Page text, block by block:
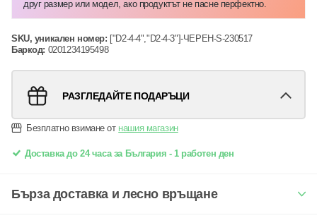
друг размер или модел, ако продуктът не пасне перфектно.
SKU, уникален номер: ["D2-4-4","D2-4-3"]-ЧЕРЕН-S-230517
Баркод: 0201234195498
РАЗГЛЕДАЙТЕ ПОДАРЪЦИ
Безплатно взимане от нашия магазин
Доставка до 24 часа за България - 1 работен ден
Бърза доставка и лесно връщане